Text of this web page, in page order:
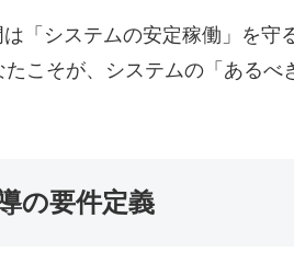
「システムの安定稼働」を守
こそが、システムの「ある
の要件定義